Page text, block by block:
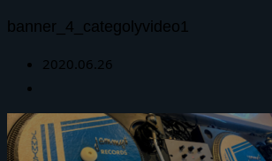
banner_4_categolyvideo1
2020.06.26